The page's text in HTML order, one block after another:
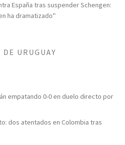
España tras suspender Schengen:
ha dramatizado"
URUGUAY
empatando 0-0 en duelo directo por
dos atentados en Colombia tras